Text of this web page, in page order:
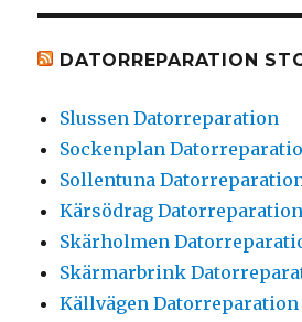
DATORREPARATION
Slussen Datorreparation
Sockenplan
Sollentuna
Kärsödrag Datorreparation
Skärholmen
Skärmarbrink
Källvägen Datorreparation